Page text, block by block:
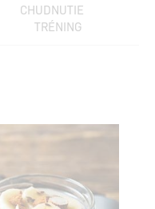
CHUDNUTIE
TRÉNING